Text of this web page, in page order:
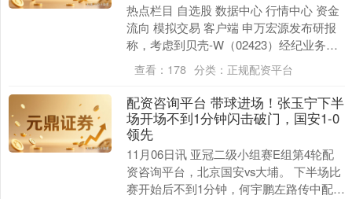
热点栏目 自选股 数据中心 行情中心 资金
流向 模拟交易 客户端 申万宏源发布研报
称，考虑到贝壳-W（02423）经纪业务市
占率持续提升，家装家居、房屋租赁业
务....
查看： 178 分类： 正规配资平台
配资咨询平台 带球进场！张玉宁下半
场开场不到1分钟闪击破门，国安1-0
领先
11月06日讯 亚冠二级小组赛E组第4轮配
资咨询平台，北京国安vs大埔。 下半场比
赛开始后不到1分钟，何宇鹏左路传中配资